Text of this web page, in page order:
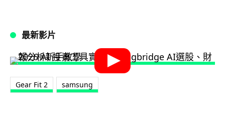
最新影片
Gear Fit 2 samsung